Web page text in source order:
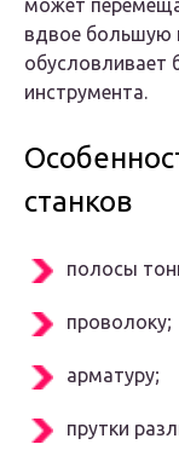
может
вдвое большую
обусловливает
инструмента.
станков
полосы
проволоку;
арматуру;
прутки